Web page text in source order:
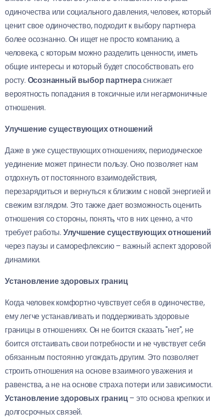
одиночества или социального давления, человек, который
ценит свое одиночество, подходит к выбору партнера
более осознанно. Он ищет не просто компанию, а
человека, с которым можно разделить ценности, иметь
общие интересы и который будет способствовать его
росту. Осознанный выбор партнераснижает
вероятность попадания в токсичные или негармоничные
отношения.
Улучшение существующих отношений
Даже в уже существующих отношениях, периодическое
уединение может принести пользу. Оно позволяет нам
отдохнуть от постоянного взаимодействия,
перезарядиться и вернуться к близким с новой энергией и
свежим взглядом. Это также дает возможность оценить
отношения со стороны, понять, что в них ценно, а что
требует работы. Улучшение существующих отношений
через паузы и саморефлексию – важный аспект здоровой
динамики.
Установление здоровых границ
Когда человек комфортно чувствует себя в одиночестве,
ему легче устанавливать и поддерживать здоровые
границы в отношениях. Он не боится сказать "нет", не
боится отстаивать свои потребности и не чувствует себя
обязанным постоянно угождать другим. Это позволяет
строить отношения на основе взаимного уважения и
равенства, а не на основе страха потери или зависимости.
Установление здоровых границ– это основа крепких и
долгосрочных связей.